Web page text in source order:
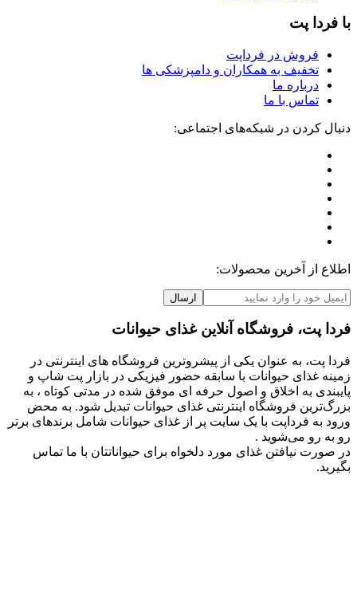
با فردا پت
فروش در فرداپت
تخفیف به همکاران و دامپزشکی ها
درباره ما
تماس با ما
دنبال کردن در شبکه‌های اجتماعی:
اطلاع از آخرین محصولات:
ارسال
فردا پت، فروشگاه آنلاین غذای حیوانات
فردا پت، به عنوان یکی از پیشروترین فروشگاه های اینترنتی در
زمینه غذای حیوانات با سابقه حضور فیزیکی در بازار پت شاپ و
پایبندی به اخلاق و اصول حرفه ای موفق شده در مدتی کوتاه ، به
بزرگ‌ترین فروشگاه اینترنتی غذای حیوانات تبدیل شود. به محض
ورود به فرداپت با یک سایت پر از غذای حیوانات شامل برندهای برتر
رو به رو می‌شوید .
در صورت نیافتن غذای مورد دلخواه برای حیواناتتان با ما تماس
بگیرید.